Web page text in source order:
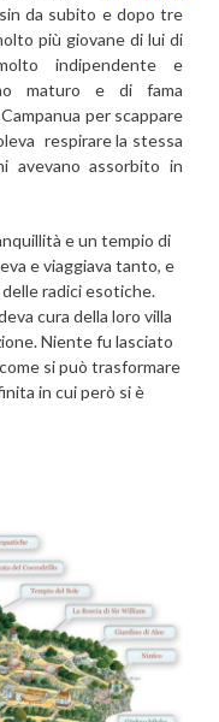
da subito e dopo tre
più giovane di lui di
indipendente e
maturo e di fama
per scappare
respirare la stessa
avevano assorbito in
e un tempio di
e viaggiava tanto, e
radici esotiche.
cura della loro villa
Niente fu lasciato
si può trasformare
in cui però si è